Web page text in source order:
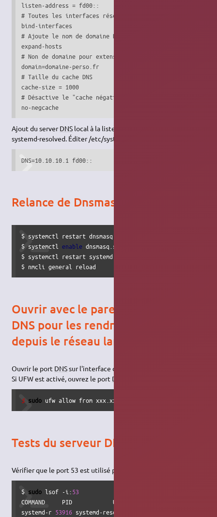
listen-address = fd00::
# Toutes les interfaces réseau sont en mode serveur DNS
bind-interfaces
# Ajoute le nom de domaine DNS aux entrées /etc/hosts
expand-hosts
# Non de domaine pour extensions "expand-hosts"
domain=domaine-perso.fr
# Taille du cache DNS
cache-size = 1000
# Désactive le "cache négatif" sur réponses "no such
no-negcache
Ajout du serverDNS local à la liste des serveurs
systemd-resolved. Éditer /etc/systemd/resolved.conf
DNS=10.10.10.1 fd00::
Relance de Dnsmasq
$ systemctl restart dnsmasq.service
$ systemctl enable dnsmasq.service
$ systemctl restart systemd-resolved.service
$ nmcli general reload
Ouvrir avec le pare feu les ports
DNS pour les rendre accessibles
depuis le réseau lan
Ouvrir le port DNSsur l'interface d'ip xxx.xxx.xxx.xxx avec UFW.
Si UFW est activé, ouvrez le port DNS
$ sudo ufw allow from xxx.xxx.0.0
Tests du serveur DNS
Vérifier que le port 53 est utilisé par Dnsmasq
$ sudo lsof -i:53
COMMAND     PID            USER   FD   TYPE DEVICE SIZE
systemd-r 53916 systemd-resolve   12u  IPv4